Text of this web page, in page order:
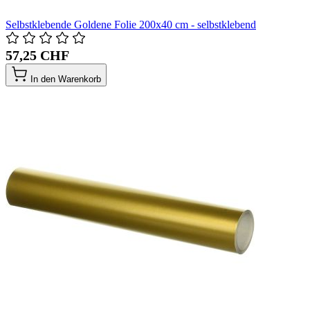
Selbstklebende Goldene Folie 200x40 cm - selbstklebend
57,25 CHF
In den Warenkorb